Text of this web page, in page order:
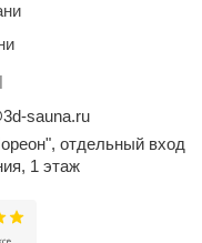
sauna.ru
отдельный вход
1 этаж